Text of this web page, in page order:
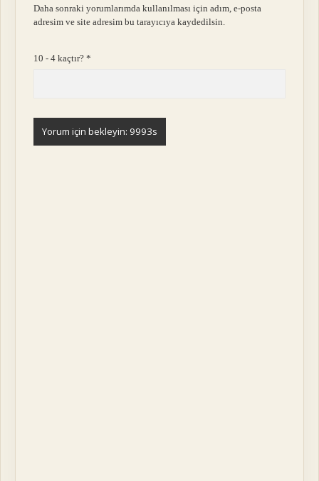
Daha sonraki yorumlarımda kullanılması için adım, e-posta
adresim ve site adresim bu tarayıcıya kaydedilsin.
10 - 4 kaçtır?*